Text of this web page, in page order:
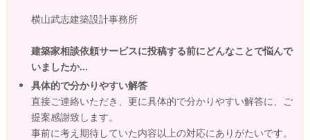
横山武志建築設計事務所
建築家相談依頼サービスに投稿する前にどんなことで悩んで
いましたか...
具体的で分かりやすい解答
直接ご連絡いただき、更に具体的で分かりやすい解答に、ご
提案感謝致します。
事前に考え期待していた内容以上の対応にありがたいです。